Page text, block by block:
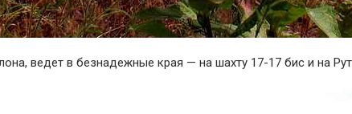
ведет в безнадежные края — на шахту 17-17 бис и на